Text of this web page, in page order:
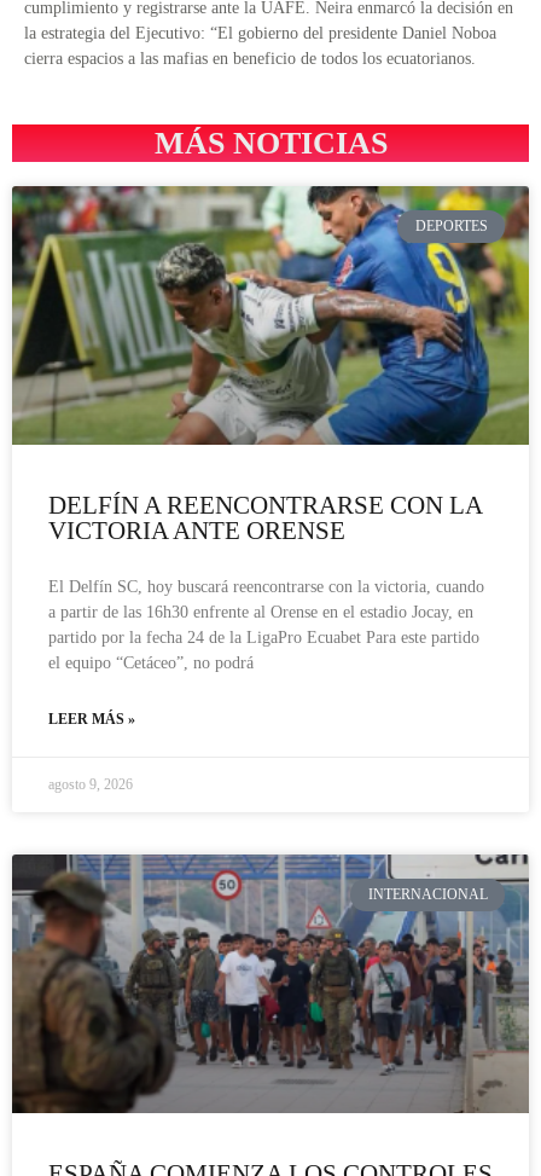
cumplimiento y registrarse ante la UAFE. Neira enmarcó la decisión en
la estrategia del Ejecutivo: “El gobierno del presidente Daniel Noboa
cierra espacios a las mafias en beneficio de todos los ecuatorianos.
MÁS NOTICIAS
DEPORTES
DELFÍN A REENCONTRARSE CON LA
VICTORIA ANTE ORENSE
El Delfín SC, hoy buscará reencontrarse con la victoria, cuando
a partir de las 16h30 enfrente al Orense en el estadio Jocay, en
partido por la fecha 24 de la LigaPro Ecuabet Para este partido
el equipo “Cetáceo”, no podrá
LEER MÁS »
agosto 9, 2026
INTERNACIONAL